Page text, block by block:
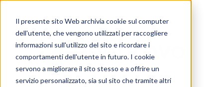
Il presente sito Web archivia cookie sul computer
dell'utente, che vengono utilizzati per raccogliere
informazioni sull'utilizzo del sito e ricordare i
comportamenti dell'utente in futuro. I cookie
servono a migliorare il sito stesso e a offrire un
servizio personalizzato, sia sul sito che tramite altri